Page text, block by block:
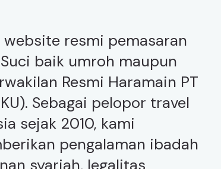
website resmi pemasaran
baik umroh maupun
Resmi Haramain PT
Sebagai pelopor travel
sejak 2010, kami
pengalaman ibadah